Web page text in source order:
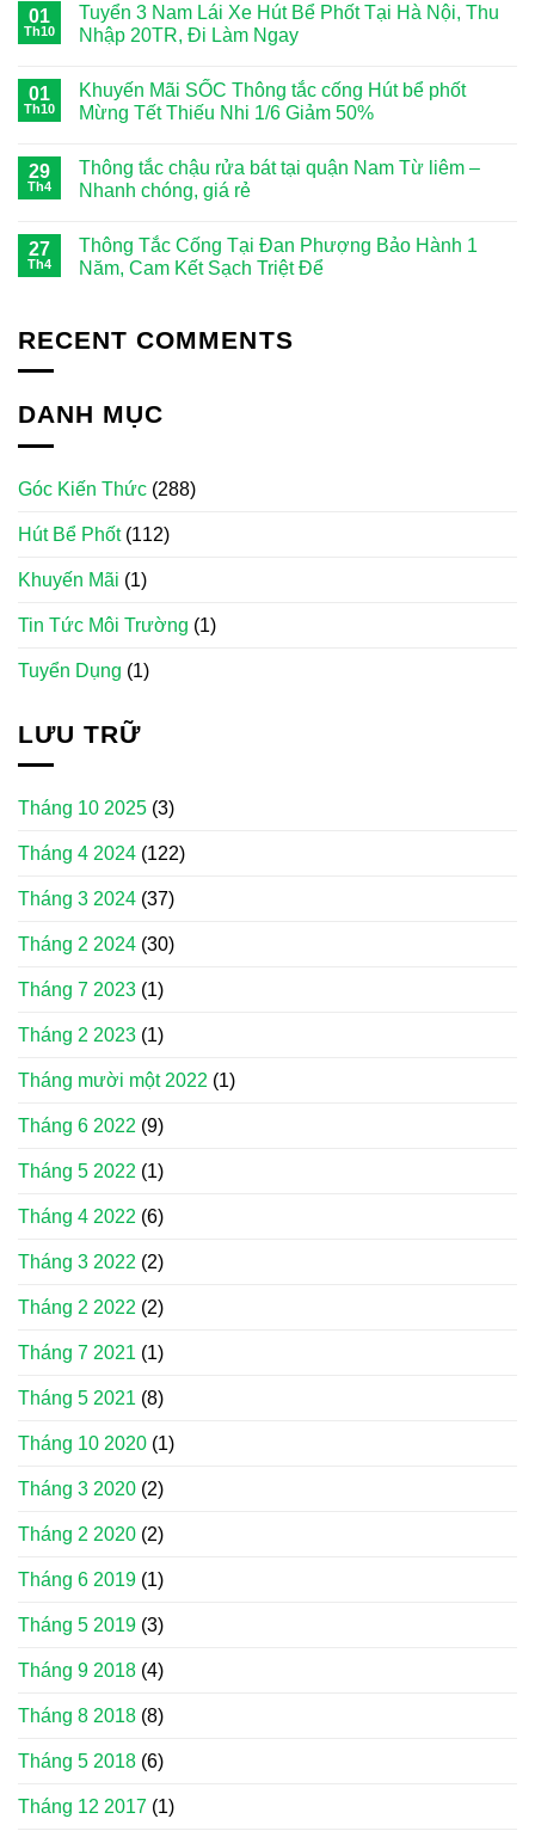
01
Th10
Tuyển 3 Nam Lái Xe Hút Bể Phốt Tại Hà Nội, Thu
Nhập 20TR, Đi Làm Ngay
01
Th10
Khuyến Mãi SỐC Thông tắc cống Hút bể phốt
Mừng Tết Thiếu Nhi 1/6 Giảm 50%
29
Th4
Thông tắc chậu rửa bát tại quận Nam Từ liêm –
Nhanh chóng, giá rẻ
27
Th4
Thông Tắc Cống Tại Đan Phượng Bảo Hành 1
Năm, Cam Kết Sạch Triệt Để
RECENT COMMENTS
DANH MỤC
Góc Kiến Thức (288)
Hút Bể Phốt(112)
Khuyến Mãi (1)
Tin Tức Môi Trường (1)
Tuyển Dụng (1)
LƯU TRỮ
Tháng 10 2025 (3)
Tháng 4 2024 (122)
Tháng 3 2024 (37)
Tháng 2 2024 (30)
Tháng 7 2023 (1)
Tháng 2 2023 (1)
Tháng mười một 2022 (1)
Tháng 6 2022 (9)
Tháng 5 2022 (1)
Tháng 4 2022 (6)
Tháng 3 2022 (2)
Tháng 2 2022 (2)
Tháng 7 2021 (1)
Tháng 5 2021 (8)
Tháng 10 2020 (1)
Tháng 3 2020 (2)
Tháng 2 2020 (2)
Tháng 6 2019 (1)
Tháng 5 2019 (3)
Tháng 9 2018 (4)
Tháng 8 2018 (8)
Tháng 5 2018 (6)
Tháng 12 2017 (1)